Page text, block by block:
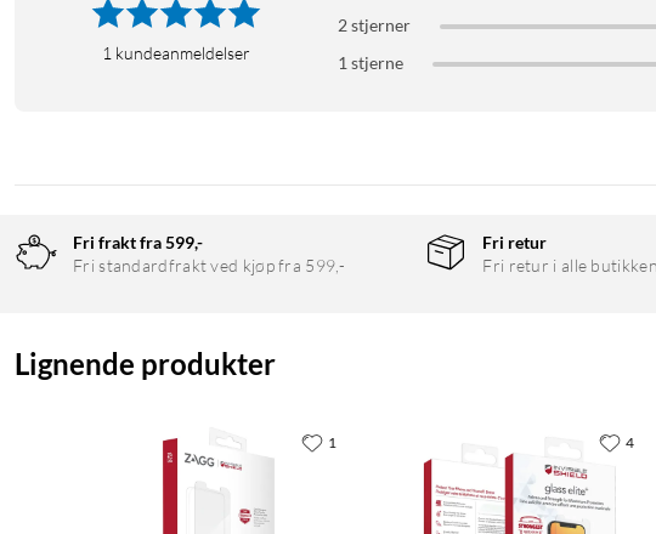
1 kundeanmeldelser
2 stjerner
1 stjerne
Fri frakt fra 599,-
Fri standardfrakt ved kjøp fra 599,-
Fri retur
Fri retur i alle
Lignende produkter
1 4